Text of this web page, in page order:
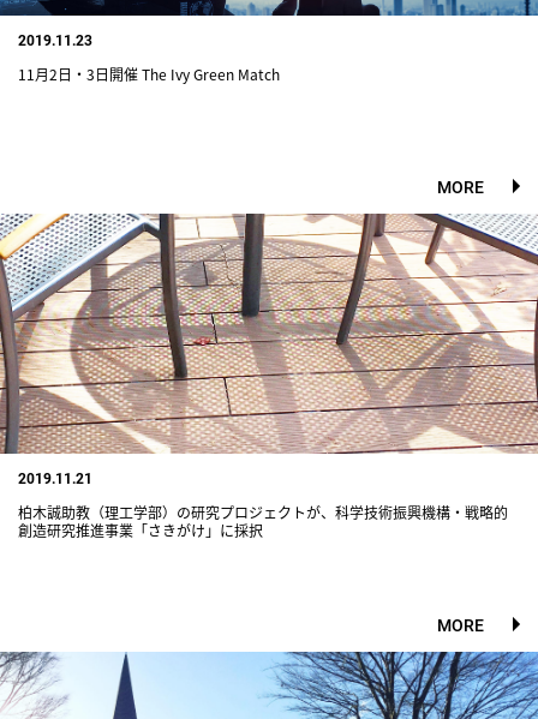
2019.11.23
11月2日・3日開催 The Ivy Green Match
MORE
2019.11.21
柏木誠助教（理工学部）の研究プロジェクトが、科学技術振興機構・戦略的
創造研究推進事業「さきがけ」に採択
MORE